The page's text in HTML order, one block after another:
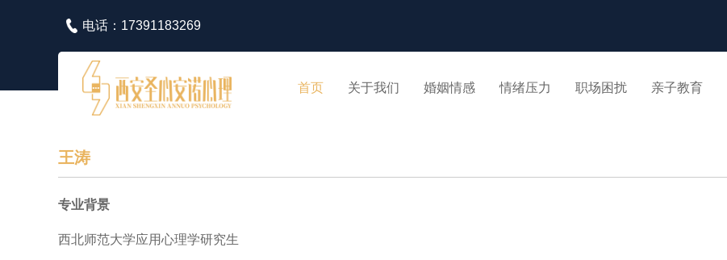
电话：17391183269
首页 关于我们 婚姻情感 情绪压力 职场困扰 亲子教育
王涛
专业背景
西北师范大学应用心理学研究生